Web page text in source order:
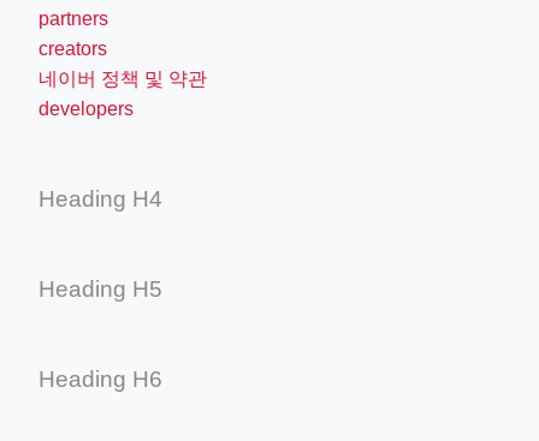
partners
creators
네이버 정책 및 약관
developers
Heading H4
Heading H5
Heading H6